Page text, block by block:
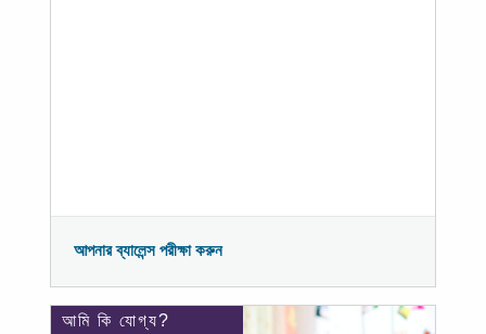
আপনার ব্যালেন্স পরীক্ষা করুন
আমি কি যোগ্য?